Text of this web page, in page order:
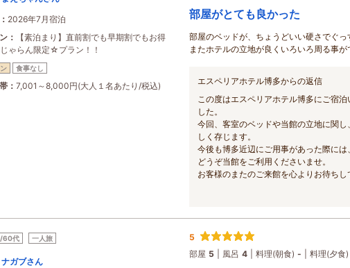
2026年7月宿泊
【素泊まり】直前割でも早期割でもお得
ゃらん限定☆プラン！！
食事なし
7,001～8,000円(大人１名あたり/税込)
部屋がとても良かった
部屋のベッドが、ちょうどいい硬さでぐっ
またホテルの立地が良くいろいろ周る事が
エスペリアホテル博多からの返信
この度はエスペリアホテル博多にご宿
した。
今回、客室のベッドや当館の立地に関
しく存じます。
今後も博多近辺にご用事があった際には、
どうぞ当館をご利用くださいませ。
お客様のまたのご来館を心よりお待ちし
/60代 一人旅
ナガブさん
5
部屋 5 風呂 4 料理(朝食) - 料理(夕食)